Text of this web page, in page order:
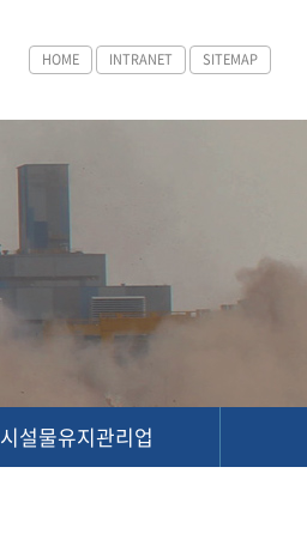
HOME INTRANET SITEMAP
시설물유지관리업